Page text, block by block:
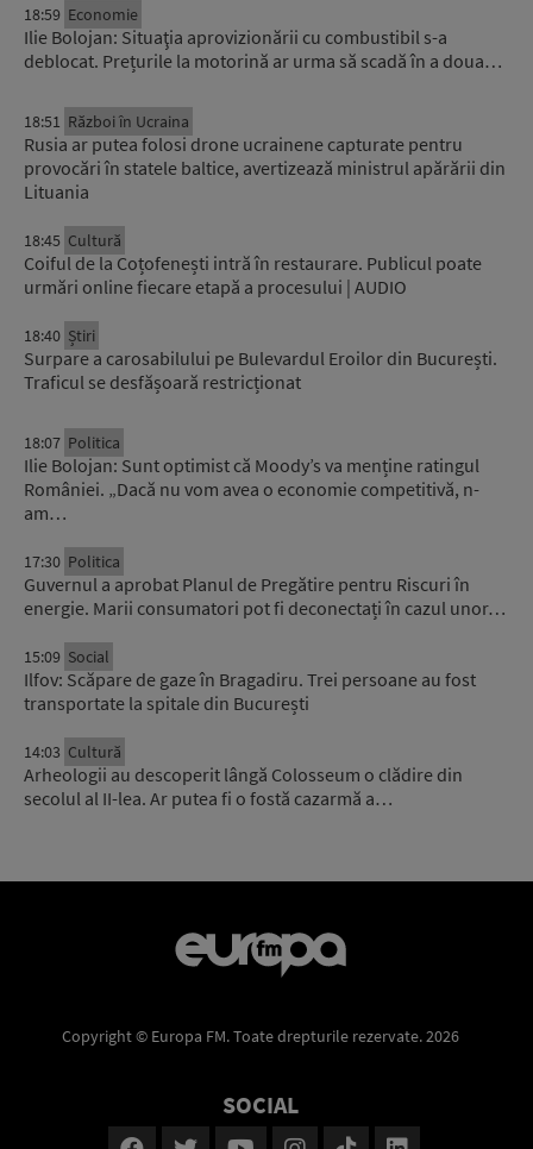
18:59 Economie
Ilie Bolojan: Situaţia aprovizionării cu combustibil s-a
deblocat. Prețurile la motorină ar urma să scadă în a doua…
18:51 Război în Ucraina
Rusia ar putea folosi drone ucrainene capturate pentru
provocări în statele baltice, avertizează ministrul apărării din
Lituania
18:45 Cultură
Coiful de la Coțofenești intră în restaurare. Publicul poate
urmări online fiecare etapă a procesului | AUDIO
18:40 Știri
Surpare a carosabilului pe Bulevardul Eroilor din București.
Traficul se desfășoară restricționat
18:07 Politica
Ilie Bolojan: Sunt optimist că Moody’s va menține ratingul
României. „Dacă nu vom avea o economie competitivă, n-
am…
17:30 Politica
Guvernul a aprobat Planul de Pregătire pentru Riscuri în
energie. Marii consumatori pot fi deconectați în cazul unor…
15:09 Social
Ilfov: Scăpare de gaze în Bragadiru. Trei persoane au fost
transportate la spitale din București
14:03 Cultură
Arheologii au descoperit lângă Colosseum o clădire din
secolul al II-lea. Ar putea fi o fostă cazarmă a…
Copyright © Europa FM. Toate drepturile rezervate. 2026
SOCIAL